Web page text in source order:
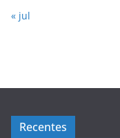
« jul
Recentes